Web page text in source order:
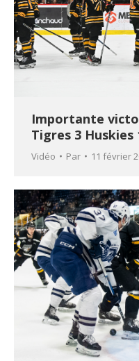
Importante
Tigres 3 Huskies
Vidéo Par 11 février